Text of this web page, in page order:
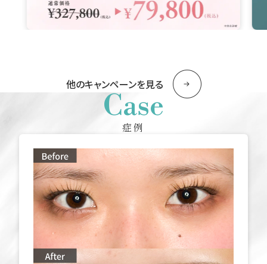
他のキャンペーンを見る
Case
症例